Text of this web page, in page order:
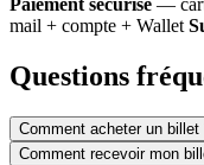
Paiement sécurisé —
mail + compte + Wallet
Questions
Comment acheter un billet
Comment recevoir mon